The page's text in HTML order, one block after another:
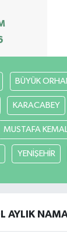
BÜYÜK
KARACABEY
MUSTAFA
YENİŞEHİR
AYLIK